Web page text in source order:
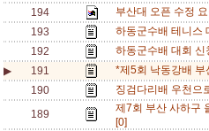
194
부산대 오픈 수정
193
하동군수배 테니스
192
하동군수배 대회
▶
191
*제5회 낙동강배
190
징검다리배 우천
189
제7회 부산 사하구
[0]